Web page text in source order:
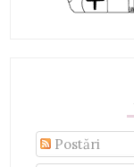
Postări